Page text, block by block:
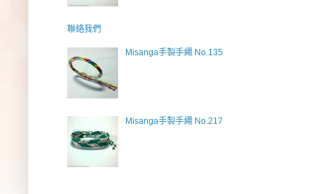
聯絡我們
Misanga手製手繩 No.135
Misanga手製手繩 No.217